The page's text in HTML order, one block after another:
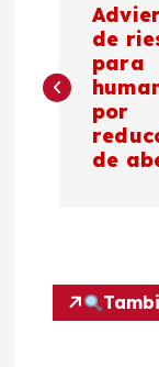
v
c
de
para
por
de